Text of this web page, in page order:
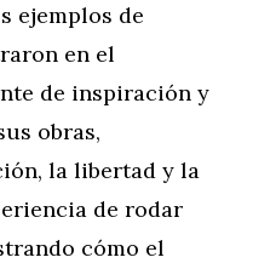
ejemplos de
en el
de inspiración y
obras,
la libertad y la
de rodar
cómo el